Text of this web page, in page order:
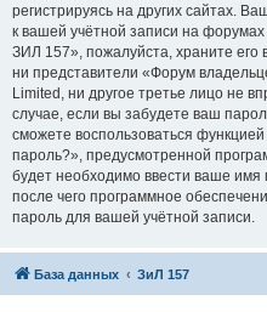
регистрируясь на других сайтах.
к вашей учётной записи на
ЗИЛ 157», пожалуйста, храните его
ни представители «Форум
Limited, ни другое третье лицо не
случае, если вы забудете ваш
сможете воспользоваться
пароль?», предусмотренной
будет необходимо ввести ваше
после чего программное
пароль для вашей учётной записи.
База данных ЗиЛ 157